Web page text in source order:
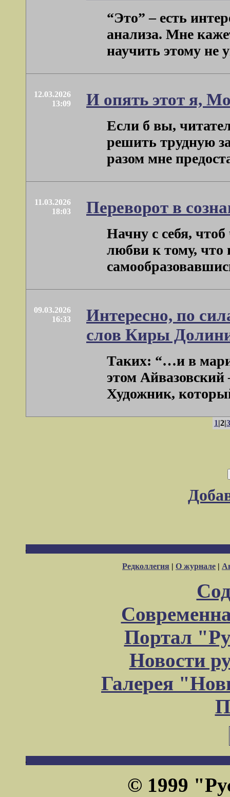
“Это” – есть
анализа. Мне
научить этому
12.03.2026
13:09
И опять этот я,
Если б вы,
решить трудную
разом мне
11.03.2026
18:03
Переворот в
Начну с себя,
любви к тому, что
09.03.2026
16:33
Интересно, по
слов Киры
Таких: “…и в
этом
Художник,
1|2|3
Редколлегия | О журнале |
Портал
Новости
Галерея
© 1999